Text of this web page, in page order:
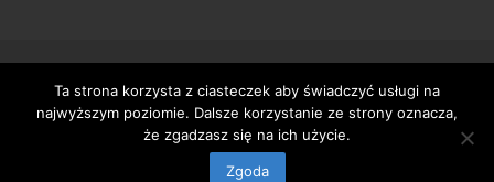
Wykorzystywanie materiałów zawartych na stronie tylko za zgodą
autorów
Ta strona korzysta z ciasteczek aby świadczyć usługi na
najwyższym poziomie. Dalsze korzystanie ze strony oznacza,
że zgadzasz się na ich użycie.
Zgoda